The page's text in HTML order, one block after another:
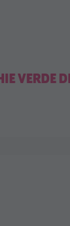
VERDE